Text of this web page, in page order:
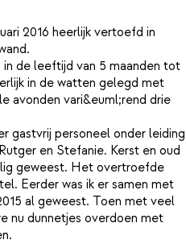
2016 heerlijk vertoefd in
de leeftijd van 5 maanden tot
in de watten gelegd met
avonden vari&euml;rend drie
gastvrij personeel onder leiding
en Stefanie. Kerst en oud
geweest. Het overtroefde
Eerder was ik er samen met
al geweest. Toen met veel
nu dunnetjes overdoen met